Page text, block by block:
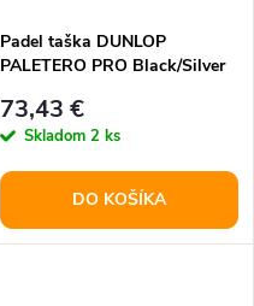
Padel taška DUNLOP
PALETERO PRO Black/Silver
73,43 €
Skladom 2 ks
DO KOŠÍKA